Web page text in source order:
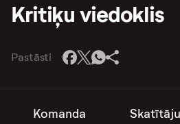
Komanda
Kritiķu viedoklis
Pastāsti